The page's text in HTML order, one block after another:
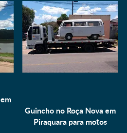
Guincho no Roça Nova em
Piraquara para motos